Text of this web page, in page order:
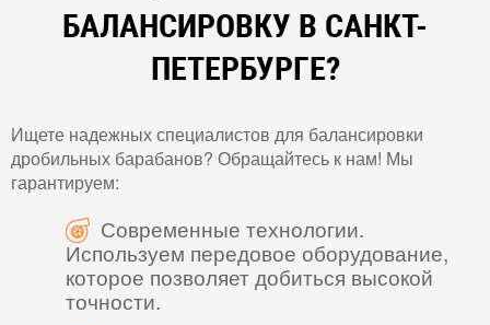
БАЛАНСИРОВКУ В САНКТ-
ПЕТЕРБУРГЕ?
Ищете надежных специалистов для балансировки
дробильных барабанов? Обращайтесь к нам! Мы
гарантируем:
Современные технологии.
Используем передовое оборудование,
которое позволяет добиться высокой
точности.